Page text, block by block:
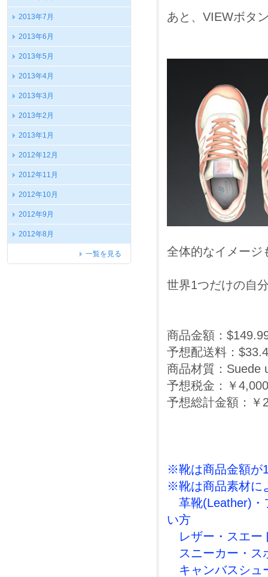
2013年7月
2013年6月
2013年5月
2013年4月
2013年3月
2013年2月
2013年1月
2012年12月
2012年11月
2012年10月
2012年9月
2012年8月
一覧を見る
あと、VIEWボタ
全体的なイメージ
世界1つだけの自
商品金額：
予想配送料：
商品材質：Suede
予想税金：￥
予想総計金額：￥
※靴は商品金額が
※靴は商品素材に
革靴(Leather)・
い方
レザー・スエー
スニーカー・ス
キャンバスシュ